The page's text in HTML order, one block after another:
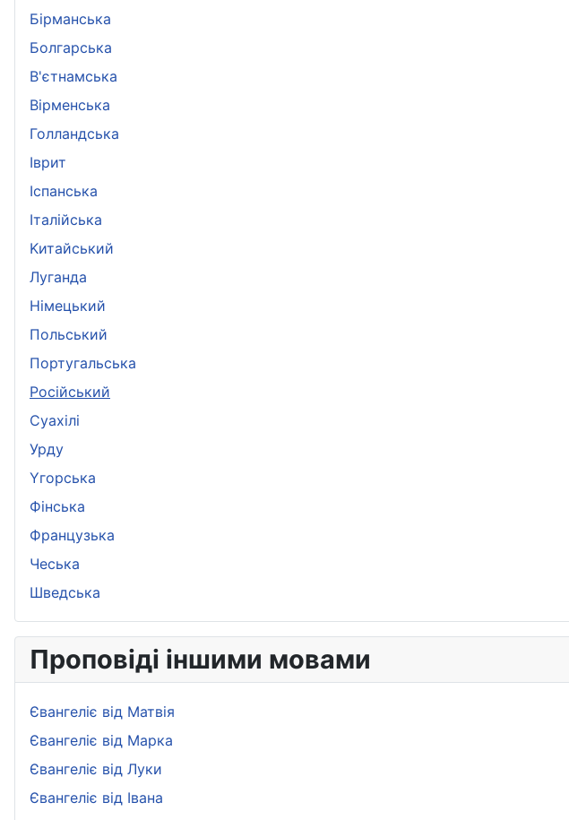
Бірманська
Болгарська
B'єтнамська
Вірменська
Голландська
Іврит
Іспанська
Iталійська
Kитайський
Луганда
Німецький
Польський
Португальська
Pосійський
Суахілі
Урду
Yгорська
Фінська
Французька
Чеська
Шведська
Проповіді іншими мовами
Євангеліє від Матвія
Євангеліє від Марка
Євангеліє від Луки
Євангеліє від Івана